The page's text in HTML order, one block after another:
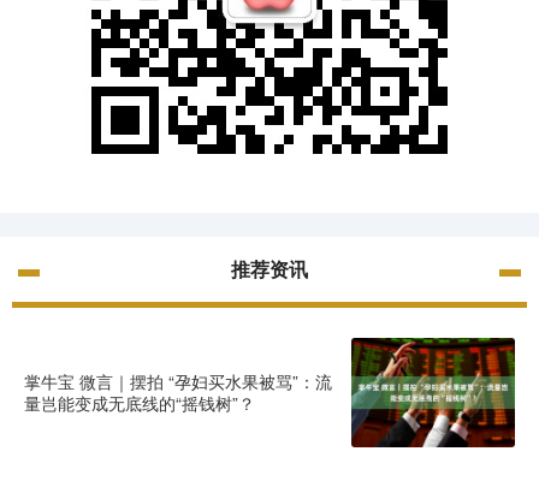
推荐资讯
掌牛宝 微言｜摆拍 “孕妇买水果被骂”：流
量岂能变成无底线的“摇钱树”？